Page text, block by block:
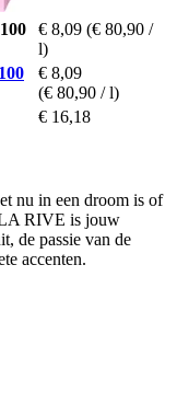
€ 8,09 (€ 80,90 /
l)
€ 8,09
(€ 80,90 / l)
€ 16,18
nu in een droom is of
RIVE is jouw
de passie van de
accenten.